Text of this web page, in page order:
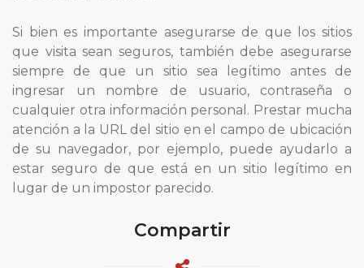
Si bien es importante asegurarse de que los sitios
que visita sean seguros, también debe asegurarse
siempre de que un sitio sea legítimo antes de
ingresar un nombre de usuario, contraseña o
cualquier otra información personal. Prestar mucha
atención a la URL del sitio en el campo de ubicación
de su navegador, por ejemplo, puede ayudarlo a
estar seguro de que está en un sitio legítimo en
lugar de un impostor parecido.
Compartir